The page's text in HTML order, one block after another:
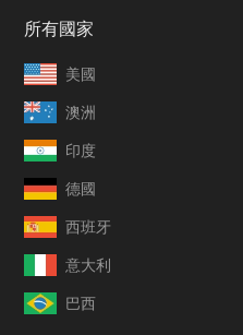
所有國家
美國
澳洲
印度
德國
西班牙
意大利
巴西